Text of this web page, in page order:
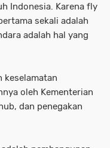
Indonesia. Karena fly
sekali adalah
adalah hal yang
keselamatan
oleh Kementerian
dan penegakan